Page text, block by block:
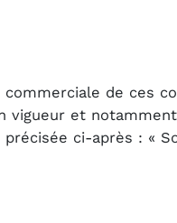
de ces
vigueur et
ci-après : «